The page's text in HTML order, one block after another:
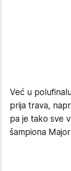
Već u
prija trava,
pa je tako sve
šampiona